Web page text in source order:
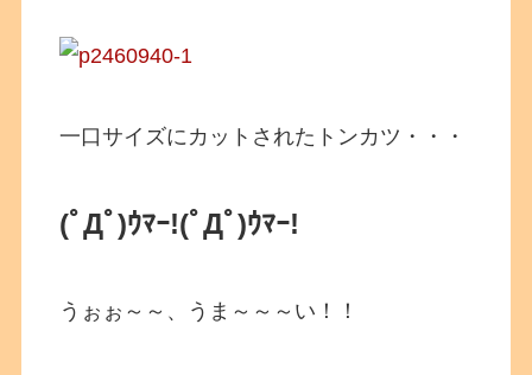
一口サイズにカットされたトンカツ・・・
(ﾟДﾟ)ｳﾏｰ!(ﾟДﾟ)ｳﾏｰ!
うぉぉ～～、うま～～～い！！